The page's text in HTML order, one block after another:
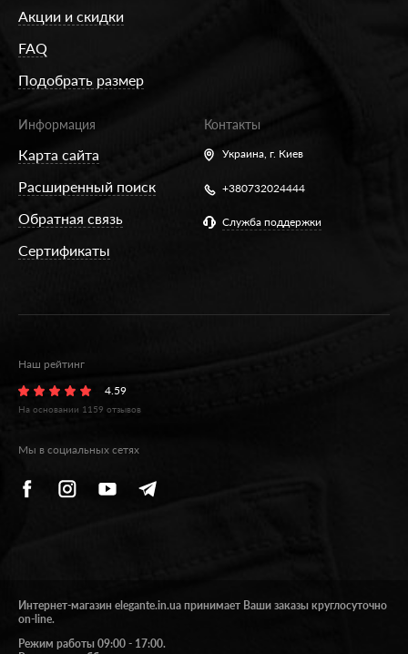
Акции и скидки
FAQ
Подобрать размер
Информация
Карта сайта
Расширенный поиск
Обратная связь
Сертификаты
Контакты
Украина, г. Киев
+380732024444
Служба поддержки
Наш рейтинг
4.59
На основании 1159 отзывов
Мы в социальных сетях
Интернет-магазин elegante.in.ua принимает Ваши заказы круглосуточно
on-line.
Режим работы 09:00 - 17:00.